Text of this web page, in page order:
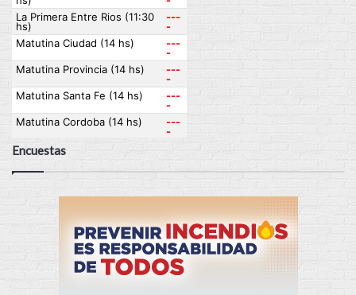
Encuestas